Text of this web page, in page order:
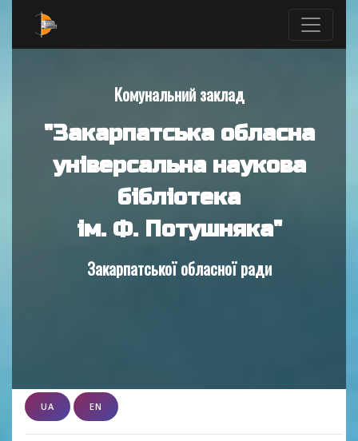
Комунальний заклад
"Закарпатська обласна
універсальна наукова
бібліотека
ім. Ф. Потушняка"
Закарпатської обласної ради
UA EN